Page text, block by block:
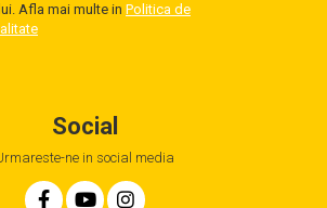
Afla mai multe in Politica de
Social
ne in social media